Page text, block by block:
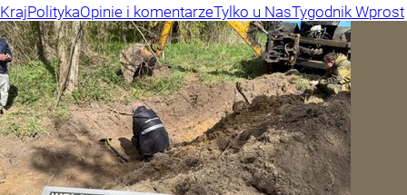
KrajPolitykaOpinie i komentarzeTylko u NasTygodnik Wprost